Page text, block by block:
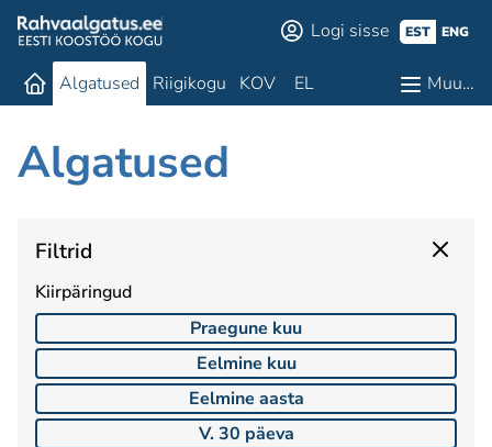
Logi sisse EST ENG
Algatused Riigikogu KOV EL Muu…
Algatused
Filtrid
Kiirpäringud
Praegune kuu
Eelmine kuu
Eelmine aasta
V. 30 päeva